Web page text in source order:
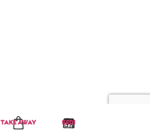
TAKE AWAY SEDI